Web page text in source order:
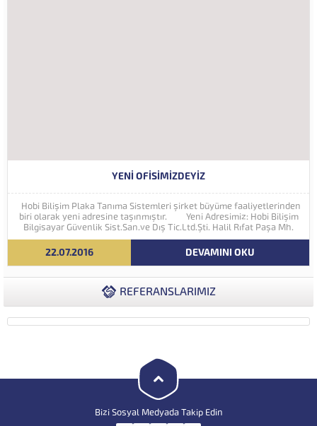
YENI OFISIMIZDEYIZ
Hobi Bilişim Plaka Tanıma Sistemleri şirket büyüme faaliyetlerinden
biri olarak yeni adresine taşınmıştır. Yeni Adresimiz: Hobi Bilişim
Bilgisayar Güvenlik Sist.San.ve Dış Tic.Ltd.Şti. Halil Rıfat Paşa Mh.
Perpa Ticaret Merkezi A Blok Kat:5 No:71-73 (34384) Şişli...
22.07.2016 DEVAMINI OKU
REFERANSLARIMIZ
Bizi Sosyal Medyada Takip Edin